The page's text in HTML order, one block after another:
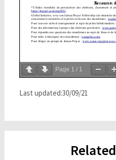
Page 1 / 1
Last updated:30/09/21